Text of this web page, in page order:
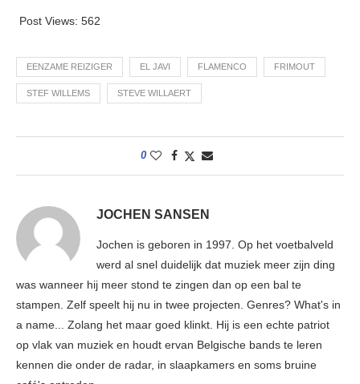
Post Views: 562
EENZAME REIZIGER EL JAVI FLAMENCO FRIMOUT
STEF WILLEMS STEVE WILLAERT
0
JOCHEN SANSEN
Jochen is geboren in 1997. Op het voetbalveld
werd al snel duidelijk dat muziek meer zijn ding
was wanneer hij meer stond te zingen dan op een bal te
stampen. Zelf speelt hij nu in twee projecten. Genres? What's in
a name... Zolang het maar goed klinkt. Hij is een echte patriot
op vlak van muziek en houdt ervan Belgische bands te leren
kennen die onder de radar, in slaapkamers en soms bruine